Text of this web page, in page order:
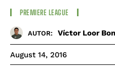
PREMIERE LEAGUE
AUTOR: Víctor Loor
August 14, 2016